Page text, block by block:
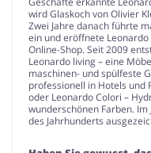
wird Glaskoch von Olivier
Zwei Jahre danach führte
ein und eröffnete
Online-Shop. Seit 2009
Leonardo living – eine
maschinen- und spülfeste
professionell in Hotels und
oder Leonardo Colori –
wunderschönen Farben.
des Jahrhunderts